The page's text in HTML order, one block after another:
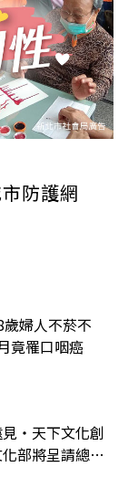
防護網
婦人不菸不
竟罹口咽癌
見‧天下文化創
部將呈請總統